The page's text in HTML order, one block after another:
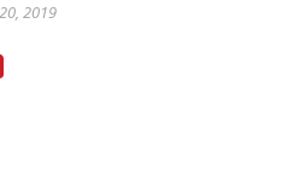
2019